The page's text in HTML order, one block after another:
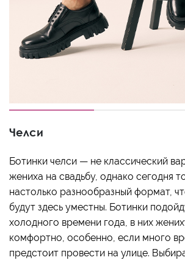
Челси
Ботинки челси — не классический
жениха на свадьбу, однако сегодня
настолько разнообразный формат,
будут здесь уместны. Ботинки
холодного времени года, в них
комфортно, особенно, если много
предстоит провести на улице.